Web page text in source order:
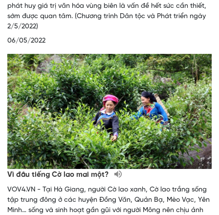
phát huy giá trị văn hóa vùng biên là vấn đề hết sức cần thiết,
sớm được quan tâm. (Chương trình Dân tộc và Phát triển ngày
2/5/2022)
06/05/2022
Vì đâu tiếng Cờ lao mai một?
VOV4.VN - Tại Hà Giang, người Cờ lao xanh, Cờ lao trắng sống
tập trung đông ở các huyện Đồng Văn, Quản Bạ, Mèo Vạc, Yên
Minh… sống và sinh hoạt gần gũi với người Mông nên chịu ảnh